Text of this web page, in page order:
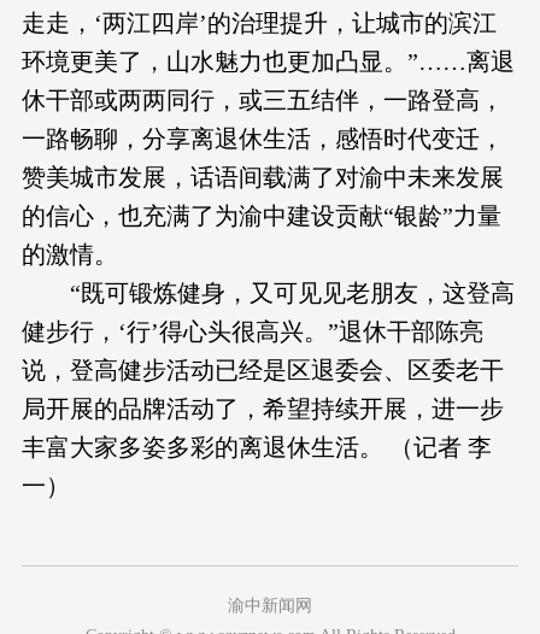
走走，‘两江四岸’的治理提升，让城市的滨江
环境更美了，山水魅力也更加凸显。”……离退
休干部或两两同行，或三五结伴，一路登高，
一路畅聊，分享离退休生活，感悟时代变迁，
赞美城市发展，话语间载满了对渝中未来发展
的信心，也充满了为渝中建设贡献“银龄”力量
的激情。
“既可锻炼健身，又可见见老朋友，这登高
健步行，‘行’得心头很高兴。”退休干部陈亮
说，登高健步活动已经是区退委会、区委老干
局开展的品牌活动了，希望持续开展，进一步
丰富大家多姿多彩的离退休生活。 （记者 李
一）
渝中新闻网